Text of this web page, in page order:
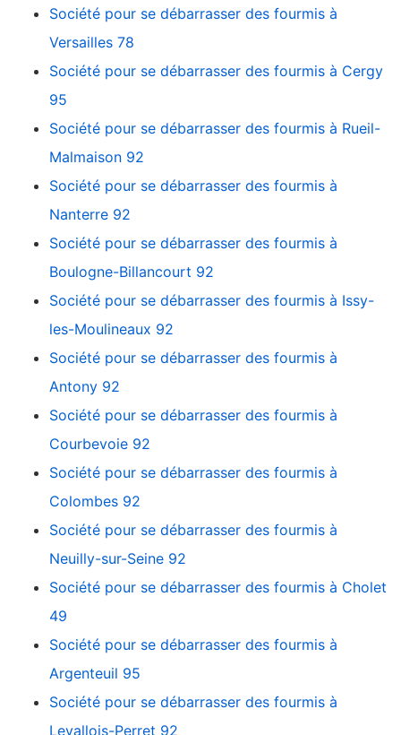
Société pour se débarrasser des fourmis à
Versailles 78
Société pour se débarrasser des fourmis à Cergy
95
Société pour se débarrasser des fourmis à Rueil-
Malmaison 92
Société pour se débarrasser des fourmis à
Nanterre 92
Société pour se débarrasser des fourmis à
Boulogne-Billancourt 92
Société pour se débarrasser des fourmis à Issy-
les-Moulineaux 92
Société pour se débarrasser des fourmis à
Antony 92
Société pour se débarrasser des fourmis à
Courbevoie 92
Société pour se débarrasser des fourmis à
Colombes 92
Société pour se débarrasser des fourmis à
Neuilly-sur-Seine 92
Société pour se débarrasser des fourmis à Cholet
49
Société pour se débarrasser des fourmis à
Argenteuil 95
Société pour se débarrasser des fourmis à
Levallois-Perret 92